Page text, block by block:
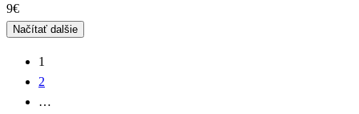
9€
Načítať dalšie
1
2
…